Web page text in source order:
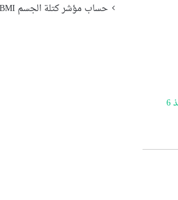
منذ 6
حساب مؤشر كتلة الجسم BMI